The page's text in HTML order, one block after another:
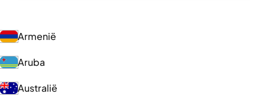
Armenië
Aruba
Australië